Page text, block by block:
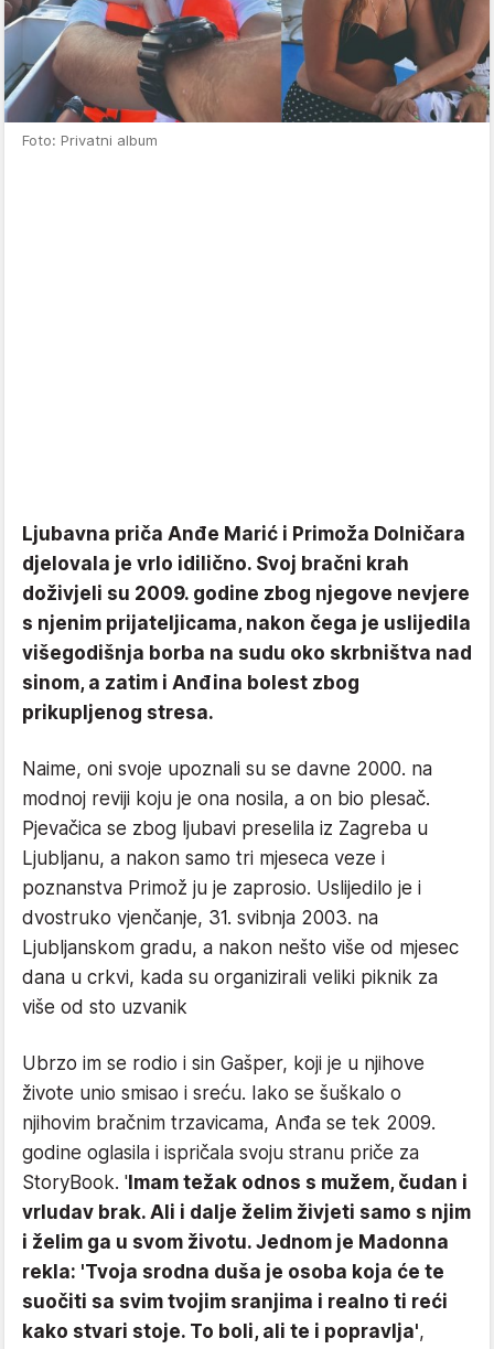
Foto: Privatni album
Ljubavna priča Anđe Marić i Primoža Dolničara
djelovala je vrlo idilično. Svoj bračni krah
doživjeli su 2009. godine zbog njegove nevjere
s njenim prijateljicama, nakon čega je uslijedila
višegodišnja borba na sudu oko skrbništva nad
sinom, a zatim i Anđina bolest zbog
prikupljenog stresa.
Naime, oni svoje upoznali su se davne 2000. na
modnoj reviji koju je ona nosila, a on bio plesač.
Pjevačica se zbog ljubavi preselila iz Zagreba u
Ljubljanu, a nakon samo tri mjeseca veze i
poznanstva Primož ju je zaprosio. Uslijedilo je i
dvostruko vjenčanje, 31. svibnja 2003. na
Ljubljanskom gradu, a nakon nešto više od mjesec
dana u crkvi, kada su organizirali veliki piknik za
više od sto uzvanik
Ubrzo im se rodio i sin Gašper, koji je u njihove
živote unio smisao i sreću. Iako se šuškalo o
njihovim bračnim trzavicama, Anđa se tek 2009.
godine oglasila i ispričala svoju stranu priče za
StoryBook. 'Imam težak odnos s mužem, čudan i
vrludav brak. Ali i dalje želim živjeti samo s njim
i želim ga u svom životu. Jednom je Madonna
rekla: 'Tvoja srodna duša je osoba koja će te
suočiti sa svim tvojim sranjima i realno ti reći
kako stvari stoje. To boli, ali te i popravlja',